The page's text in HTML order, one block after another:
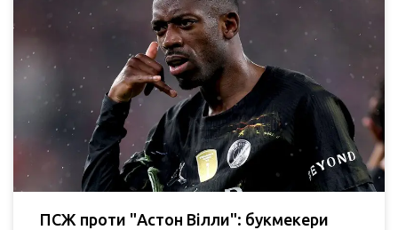
ПСЖ проти "Астон Вілли": букмекери